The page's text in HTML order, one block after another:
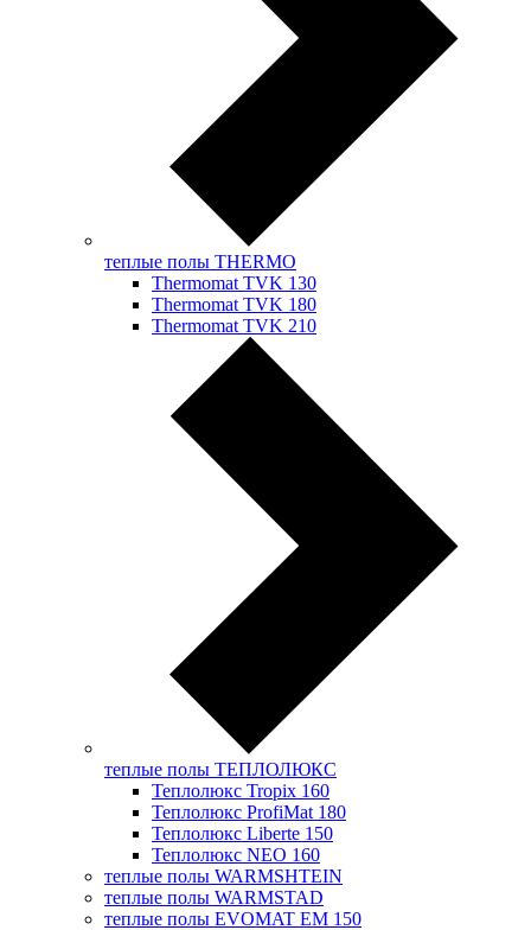
теплые полы THERMO
Thermomat TVK 130
Thermomat TVK 180
Thermomat TVK 210
теплые полы ТЕПЛОЛЮКС
Теплолюкс Tropix 160
Теплолюкс ProfiMat 180
Теплолюкс Liberte 150
Теплолюкс NEO 160
теплые полы WARMSHTEIN
теплые полы WARMSTAD
теплые полы EVOMAT EM 150